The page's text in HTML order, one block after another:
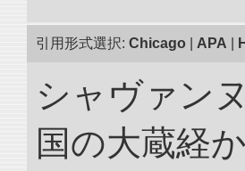
引用形式選択: Chicago APA
シャヴァン
国の大蔵経